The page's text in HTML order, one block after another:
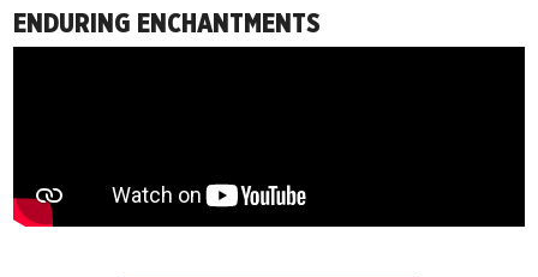
ENDURING ENCHANTMENTS